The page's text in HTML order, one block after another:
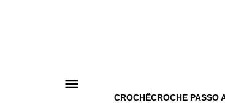
CROCHÊCROCHE PASSO